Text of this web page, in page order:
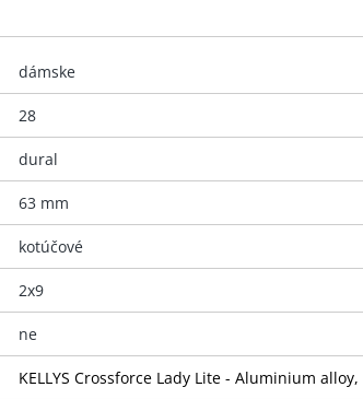
dámske
28
dural
63 mm
kotúčové
2x9
ne
KELLYS Crossforce Lady Lite - Aluminium